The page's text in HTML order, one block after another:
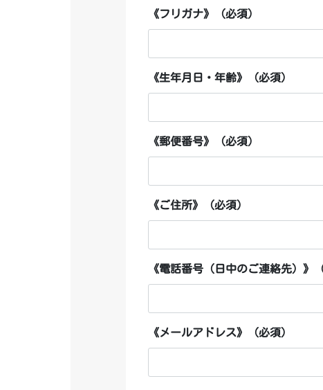
《フリガナ》 (必須)
《生年月日・年齢》 (必須)
《郵便番号》 (必須)
《ご住所》 (必須)
《電話番号（日中のご連絡先）》
《メールアドレス》 (必須)